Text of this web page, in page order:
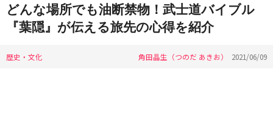
どんな場所でも油断禁物！武士道バイブル
『葉隠』が伝える旅先の心得を紹介
歴史・文化 角田晶生（つのだ あきお） 2021/06/09